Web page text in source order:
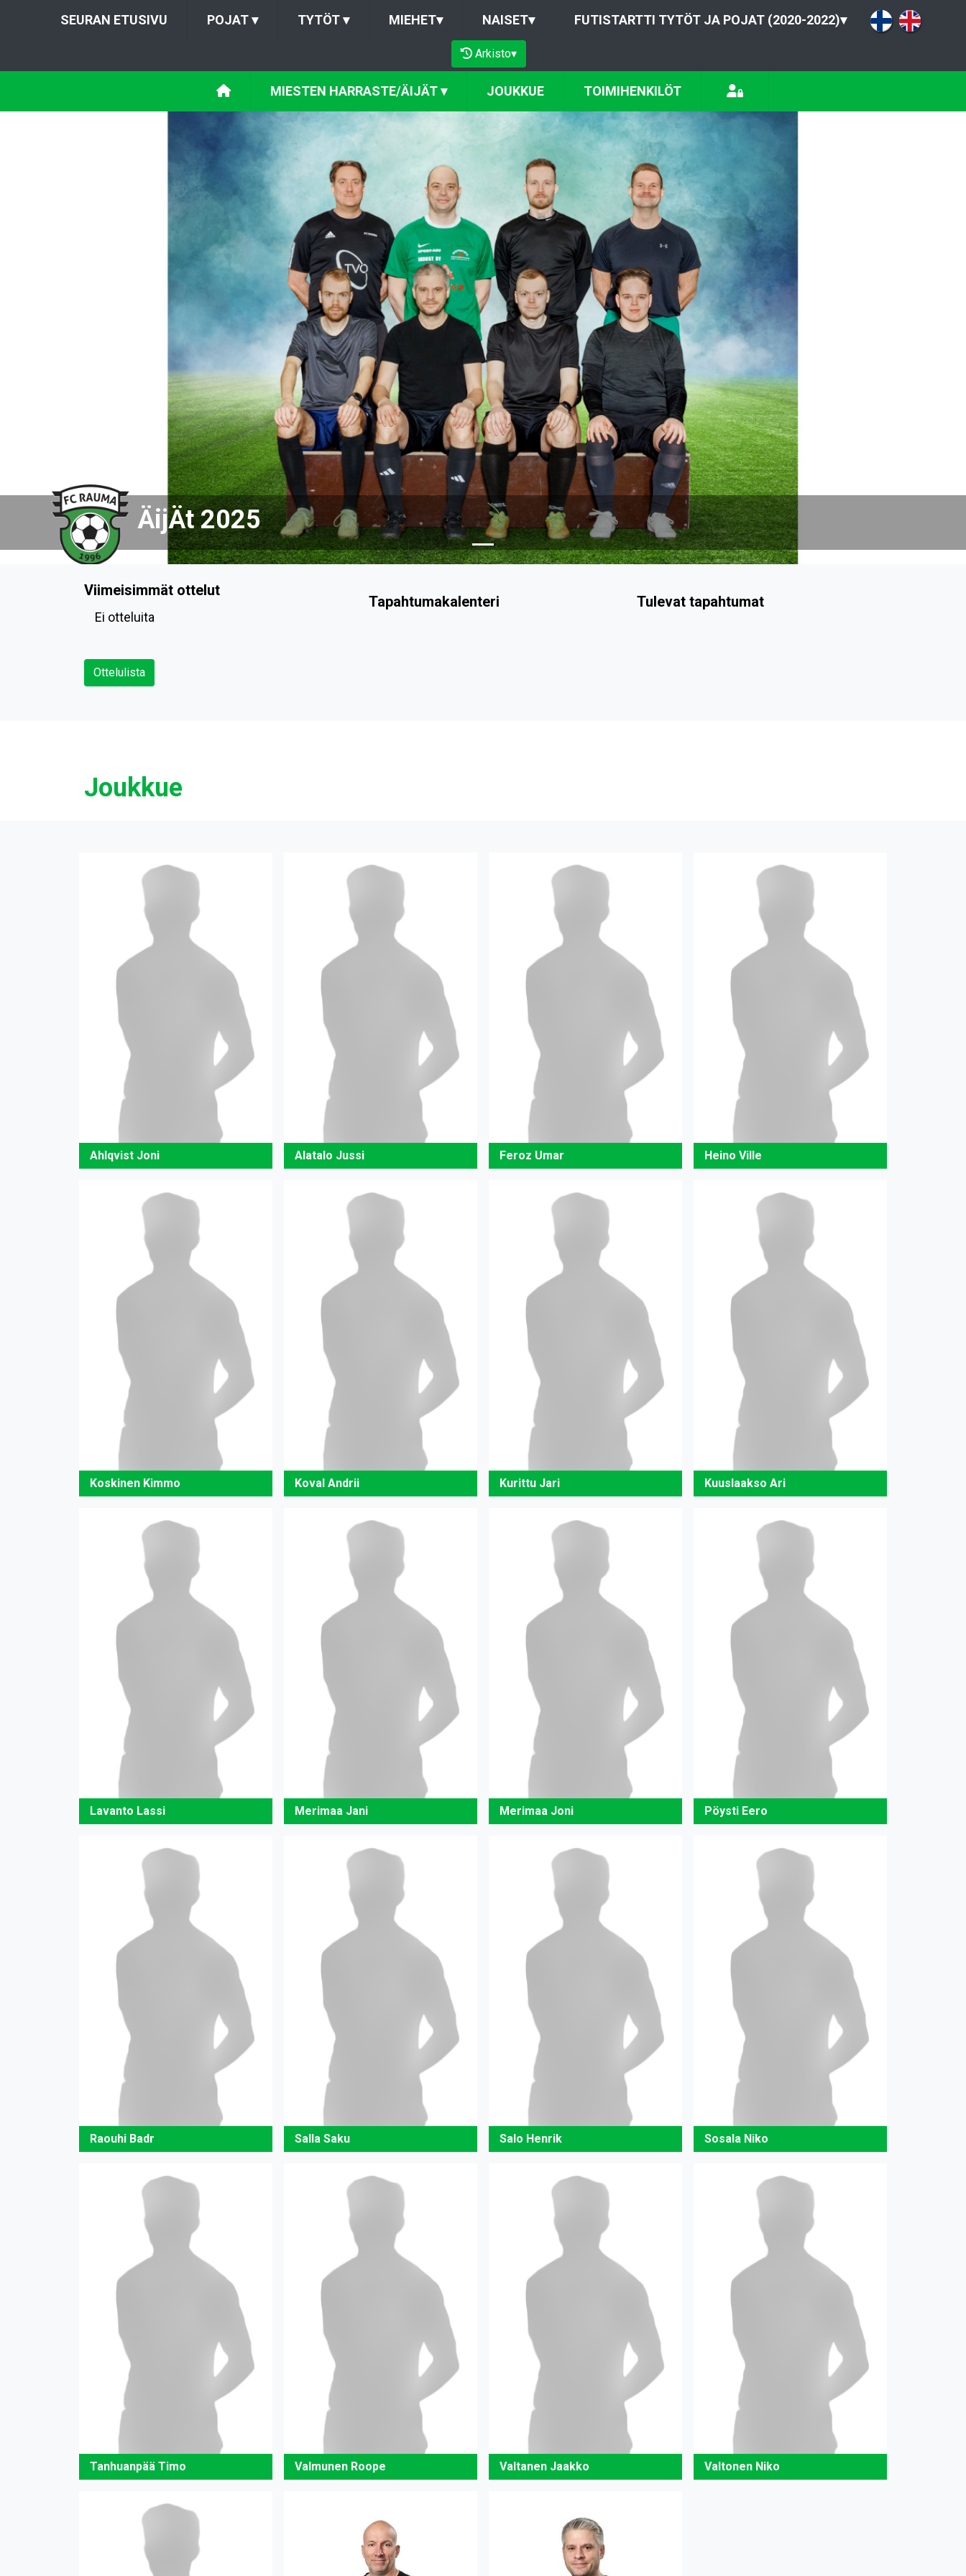
SEURAN ETUSIVU POJAT▾ TYTÖT▾ MIEHET▾ NAISET▾ FUTISTARTTI TYTÖT JA POJAT (2020-2022)▾
Arkisto▾
MIESTEN HARRASTE/ÄIJÄT▾ JOUKKUE TOIMIHENKILÖT
ÄijÄt 2025
Viimeisimmät ottelut
Ei otteluita
Ottelulista
Tapahtumakalenteri Tulevat tapahtumat
Joukkue
Ahlqvist Joni Alatalo Jussi Feroz Umar Heino Ville
Koskinen Kimmo Koval Andrii Kurittu Jari Kuuslaakso Ari
Lavanto Lassi Merimaa Jani Merimaa Joni Pöysti Eero
Raouhi Badr Salla Saku Salo Henrik Sosala Niko
Tanhuanpää Timo Valmunen Roope Valtanen Jaakko Valtonen Niko